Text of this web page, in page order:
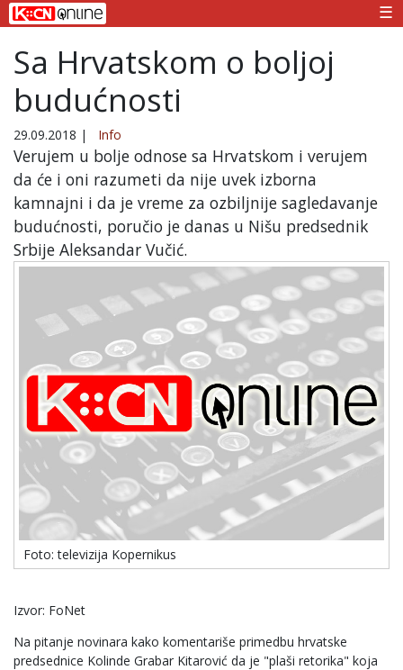
☰
Sa Hrvatskom o boljoj
budućnosti
29.09.2018 | Info
Verujem u bolje odnose sa Hrvatskom i verujem
da će i oni razumeti da nije uvek izborna
kamnajni i da je vreme za ozbiljnije sagledavanje
budućnosti, poručio je danas u Nišu predsednik
Srbije Aleksandar Vučić.
Foto: televizija Kopernikus
Izvor: FoNet
Na pitanje novinara kako komentariše primedbu hrvatske
predsednice Kolinde Grabar Kitarović da je "plaši retorika" koja